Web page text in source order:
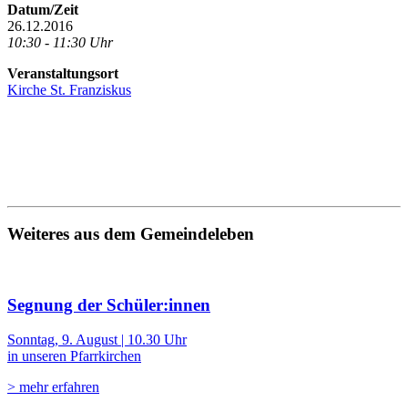
Datum/Zeit
26.12.2016
10:30 - 11:30 Uhr
Veranstaltungsort
Kirche St. Franziskus
Weiteres aus dem Gemeindeleben
Segnung der Schüler:innen
Sonntag, 9. August | 10.30 Uhr
in unseren Pfarrkirchen
> mehr erfahren